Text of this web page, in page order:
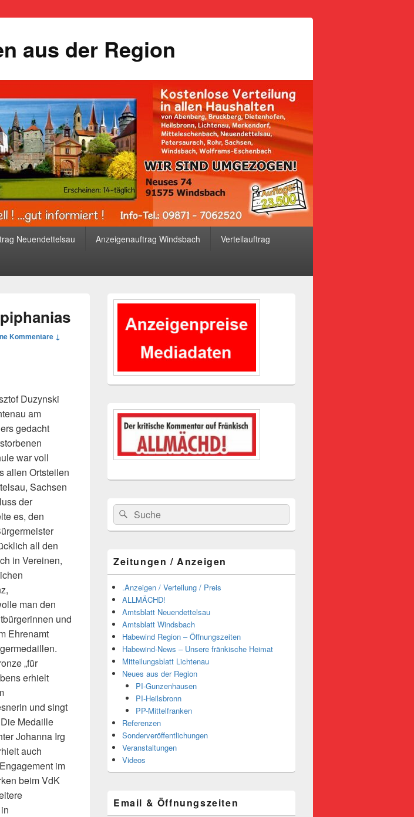
aus der Region
Neuendettelsau Anzeigenauftrag Windsbach Verteilauftrag
Kommentare ↓
Duzynski
am
gedacht
war voll
allen Ortsteilen
Sachsen
der
es, den
all den
in Vereinen,
man den
und
Ehrenamt
„für
erhielt
und singt
Medaille
Johanna Irg
auch
im
beim VdK
Primärer
Widgetbereich
Suchen
nach:
Suchen
Zeitungen / Anzeigen
.Anzeigen / Verteilung / Preis
ALLMÄCHD!
Amtsblatt Neuendettelsau
Amtsblatt Windsbach
Habewind Region – Öffnungszeiten
Habewind-News – Unsere fränkische Heimat
Mitteilungsblatt Lichtenau
Neues aus der Region
PI-Gunzenhausen
PI-Heilsbronn
PP-Mittelfranken
Referenzen
Sonderveröffentlichungen
Veranstaltungen
Videos
Email & Öffnungszeiten